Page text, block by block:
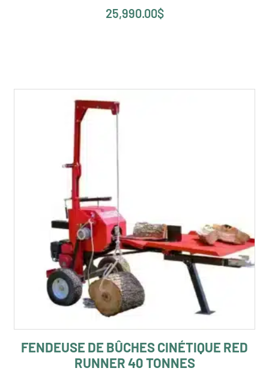
25,990.00$
FENDEUSE DE BÛCHES CINÉTIQUE RED
RUNNER 40 TONNES